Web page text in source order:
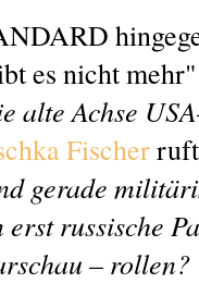
es nicht
alte Achse
Fischerruft
gerade
erst russische
– rollen?